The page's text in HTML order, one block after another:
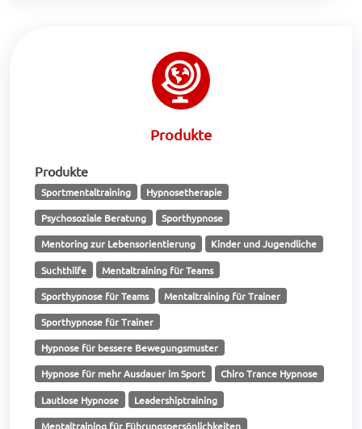
Produkte
Produkte
Sportmentaltraining Hypnosetherapie
Psychosoziale Beratung Sporthypnose
Mentoring zur Lebensorientierung Kinder und Jugendliche
Suchthilfe Mentaltraining für Teams
Sporthypnose für Teams Mentaltraining für Trainer
Sporthypnose für Trainer
Hypnose für bessere Bewegungsmuster
Hypnose für mehr Ausdauer im Sport Chiro Trance Hypnose
Lautlose Hypnose Leadershiptraining
Mentaltraining für Führungspersönlichkeiten